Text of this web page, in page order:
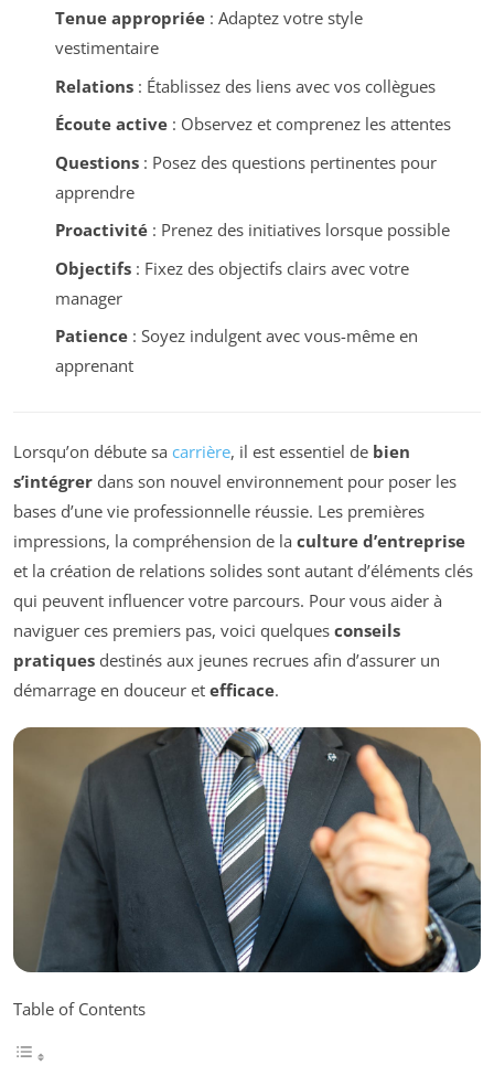
Tenue appropriée: Adaptez votre style
vestimentaire
Relations: Établissez des liens avec vos collègues
Écoute active: Observez et comprenez les attentes
Questions: Posez des questions pertinentes pour
apprendre
Proactivité: Prenez des initiatives lorsque possible
Objectifs: Fixez des objectifs clairs avec votre
manager
Patience: Soyez indulgent avec vous-même en
apprenant
Lorsqu’on débute sa carrière, il est essentiel de bien
s’intégrer dans son nouvel environnement pour poser les
bases d’une vie professionnelle réussie. Les premières
impressions, la compréhension de la culture d’entreprise
et la création de relations solides sont autant d’éléments clés
qui peuvent influencer votre parcours. Pour vous aider à
naviguer ces premiers pas, voici quelques conseils
pratiques destinés aux jeunes recrues afin d’assurer un
démarrage en douceur et efficace.
Table of Contents